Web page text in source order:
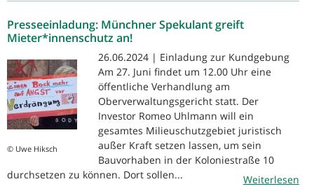
Presseeinladung: Münchner Spekulant greift
Mieter*innenschutz an!
© Uwe Hiksch
26.06.2024 | Einladung zur Kundgebung
Am 27. Juni findet um 12.00 Uhr eine
öffentliche Verhandlung am
Oberverwaltungsgericht statt. Der
Investor Romeo Uhlmann will ein
gesamtes Milieuschutzgebiet juristisch
außer Kraft setzen lassen, um sein
Bauvorhaben in der Koloniestraße 10
durchsetzen zu können. Dort sollen...
Weiterlesen